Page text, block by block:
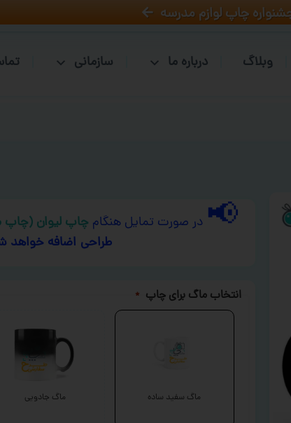
چاپ لوازم مدرسه
وبلاگ درباره ما سازمانی
📢 در صورت تمایل هنگام چاپ لیوان
طراحی اضافه خواهد
انتخاب ماگ برای چاپ *
ماگ سفید ساده ماگ جادویی